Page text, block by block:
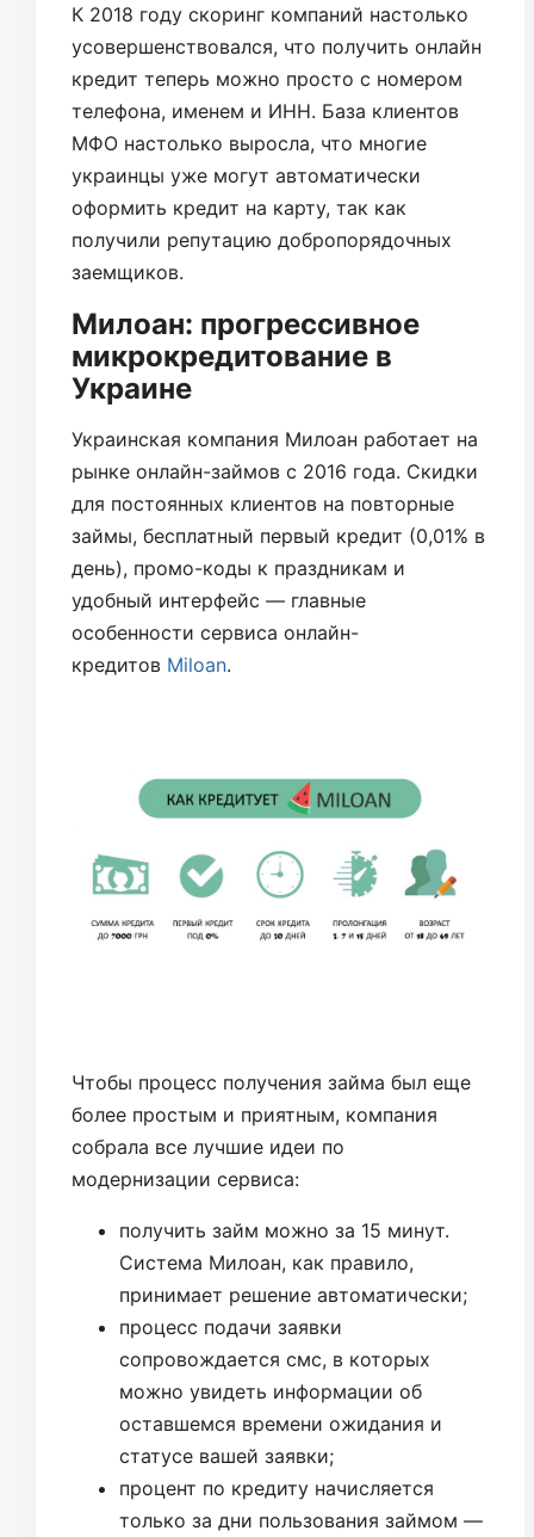
К 2018 году скоринг компаний настолько
усовершенствовался, что получить онлайн
кредит теперь можно просто с номером
телефона, именем и ИНН. База клиентов
МФО настолько выросла, что многие
украинцы уже могут автоматически
оформить кредит на карту, так как
получили репутацию добропорядочных
заемщиков.
Милоан: прогрессивное
микрокредитование в
Украине
Украинская компания Милоан работает на
рынке онлайн-займов с 2016 года. Скидки
для постоянных клиентов на повторные
займы, бесплатный первый кредит (0,01% в
день), промо-коды к праздникам и
удобный интерфейс — главные
особенности сервиса онлайн-
кредитов Miloan.
Чтобы процесс получения займа был еще
более простым и приятным, компания
собрала все лучшие идеи по
модернизации сервиса:
получить займ можно за 15 минут.
Система Милоан, как правило,
принимает решение автоматически;
процесс подачи заявки
сопровождается смс, в которых
можно увидеть информации об
оставшемся времени ожидания и
статусе вашей заявки;
процент по кредиту начисляется
только за дни пользования займом —